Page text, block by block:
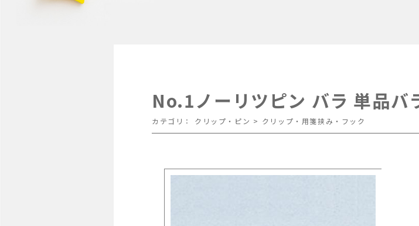
No.1ノーリツピン バラ 単品バ
カテゴリ： クリップ・ピン > クリップ・用箋挟み・フック